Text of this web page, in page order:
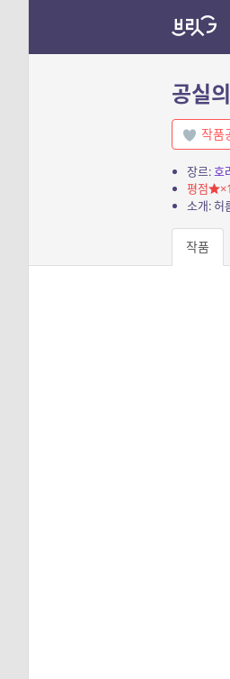
공실
작품
장르:호
평점
소개: 허
작품